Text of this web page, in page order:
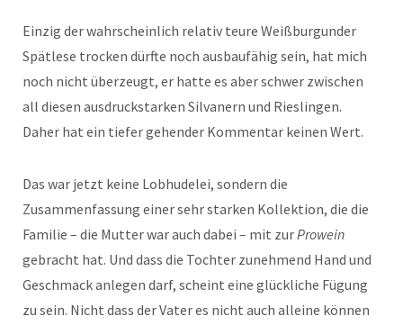
Einzig der wahrscheinlich relativ teure Weißburgunder
Spätlese trocken dürfte noch ausbaufähig sein, hat mich
noch nicht überzeugt, er hatte es aber schwer zwischen
all diesen ausdruckstarken Silvanern und Rieslingen.
Daher hat ein tiefer gehender Kommentar keinen Wert.
Das war jetzt keine Lobhudelei, sondern die
Zusammenfassung einer sehr starken Kollektion, die die
Familie – die Mutter war auch dabei – mit zurProwein
gebracht hat. Und dass die Tochter zunehmend Hand und
Geschmack anlegen darf, scheint eine glückliche Fügung
zu sein. Nicht dass der Vater es nicht auch alleine können